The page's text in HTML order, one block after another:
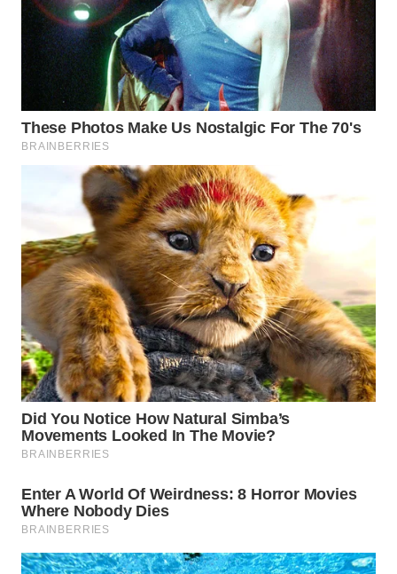
WN
TANJUNG
LESUNG
WN
KARO
WN
SIMALUNGUN
WN
LABUHANBATU
WN
TAPANULI
TENGAH
WN DELI
SERDANG
WN
TINGGI
PAKPAK